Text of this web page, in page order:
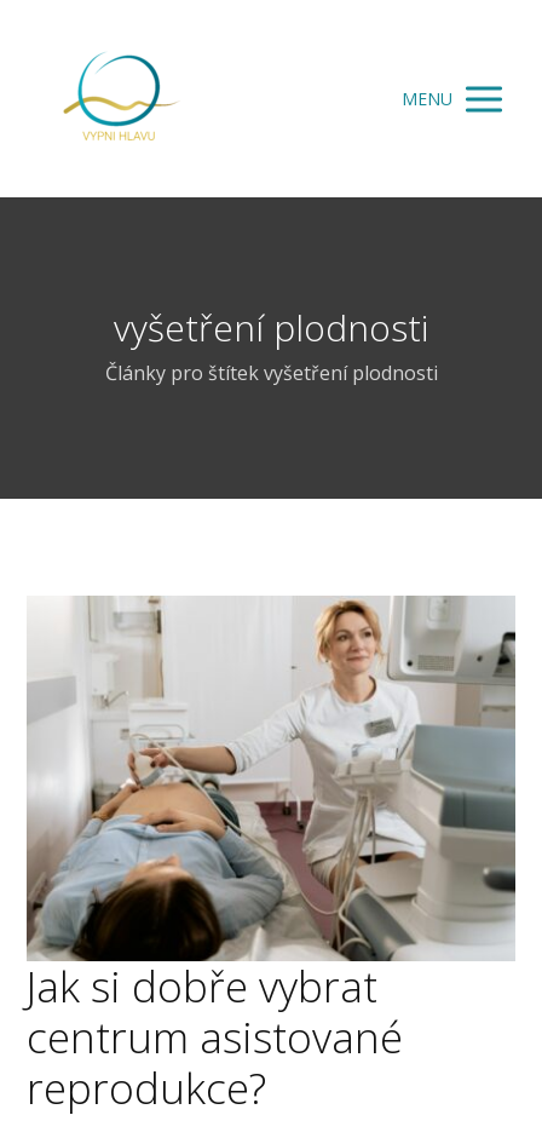
MENU
vyšetření plodnosti
Články pro štítek vyšetření plodnosti
Jak si dobře vybrat
centrum asistované
reprodukce?